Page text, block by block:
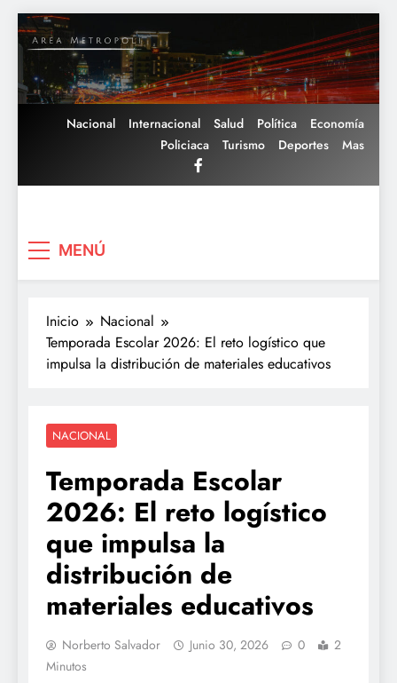
Saltar
al
contenido
Nacional Internacional Salud Política
Economía
Policiaca
Turismo Deportes Mas
MENÚ
Inicio
Nacional
Temporada Escolar 2026: El reto logístico que
impulsa la distribución de materiales educativos
NACIONAL
Temporada Escolar
2026: El reto logístico
que impulsa la
distribución de
materiales educativos
Norberto Salvador Junio 30, 2026 0
2
Minutos